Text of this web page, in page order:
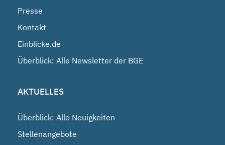
Presse
Kontakt
Einblicke.de
Überblick: Alle Newsletter der BGE
AKTUELLES
Überblick: Alle Neuigkeiten
Stellenangebote